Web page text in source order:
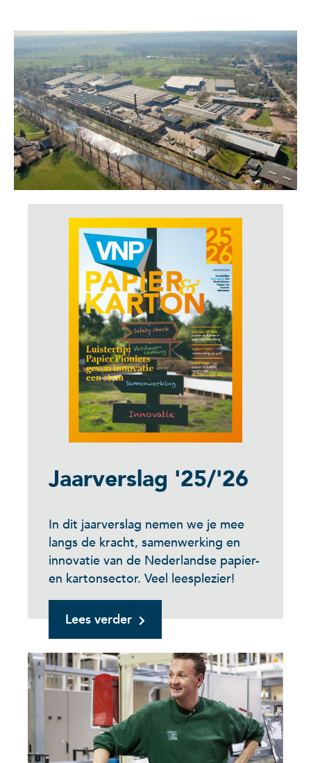
Jaarverslag '25/'26
In dit jaarverslag nemen we je mee
langs de kracht, samenwerking en
innovatie van de Nederlandse papier-
en kartonsector. Veel leesplezier!
Lees verder